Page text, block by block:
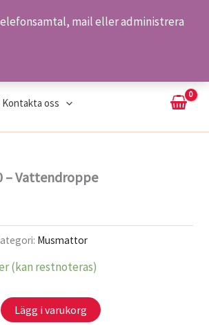
mail eller administrera
Kontakta oss
– Vattendroppe
Musmattor
(kan restnoteras)
Lägg i varukorg